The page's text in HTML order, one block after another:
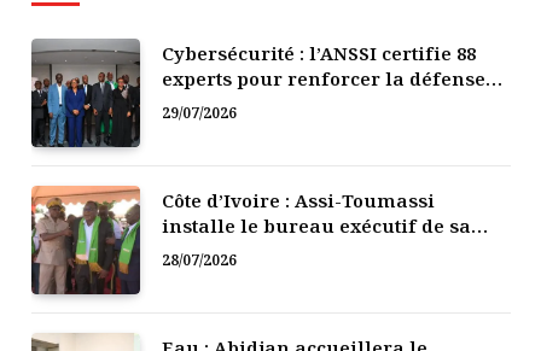
Cybersécurité : l’ANSSI certifie 88
experts pour renforcer la défense
numérique de la Côte d’Ivoire
29/07/2026
Côte d’Ivoire : Assi-Toumassi
installe le bureau exécutif de sa
mutuelle de développement
28/07/2026